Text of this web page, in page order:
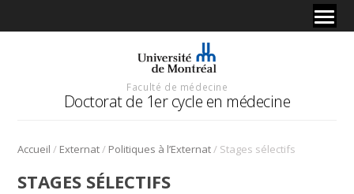
Faculté de médecine
Doctorat de 1er cycle en médecine
Accueil / Externat/ Politiques à l’Externat/ Stages sélectifs
STAGES SÉLECTIFS